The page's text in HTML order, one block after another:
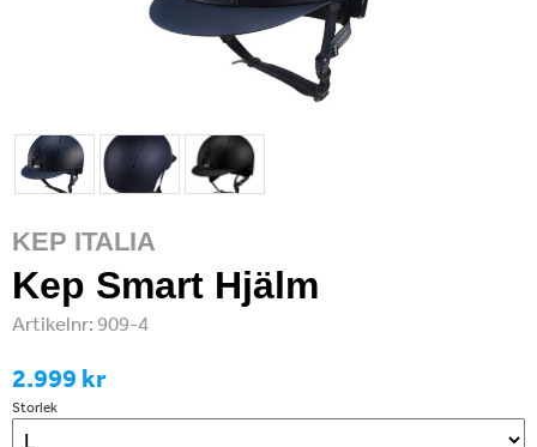
KEP ITALIA
Kep Smart Hjälm
Artikelnr: 909-4
2.999 kr
Storlek